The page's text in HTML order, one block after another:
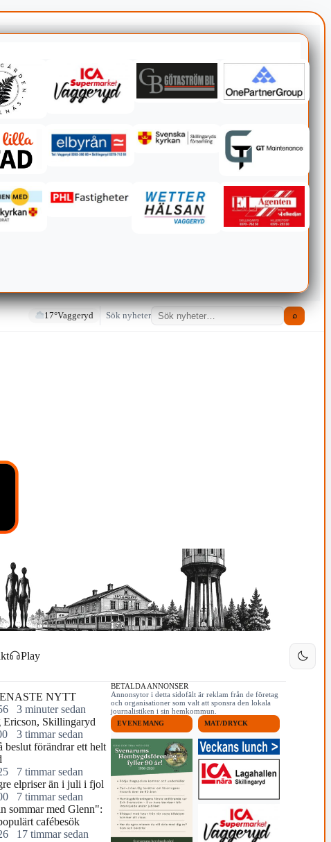
17°Vaggeryd Sök nyheter ⌕
Play
NYTT
3 minuter sedan
Ericson, Skillingaryd
3 timmar sedan
beslut förändrar ett helt
7 timmar sedan
elpriser än i juli i fjol
7 timmar sedan
sommar med Glenn":
cafébesök
17 timmar sedan
BETALDA ANNONSER
Annonsytor i detta sidofält är reklam från de företag
och organisationer som valt att sponsra den lokala
journalistiken i sin hemkommun.
EVENEMANG MAT/DRYCK